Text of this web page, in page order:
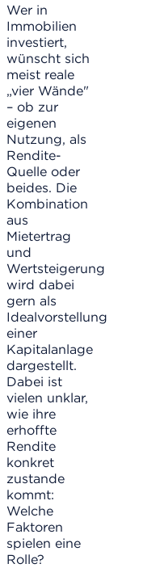
Wer in
Immobilien
investiert,
wünscht sich
meist reale
„vier Wände"
– ob zur
eigenen
Nutzung, als
Rendite-
Quelle oder
beides. Die
Kombination
aus
Mietertrag
und
Wertsteigerung
wird dabei
gern als
Idealvorstellung
einer
Kapitalanlage
dargestellt.
Dabei ist
vielen unklar,
wie ihre
erhoffte
Rendite
konkret
zustande
kommt:
Welche
Faktoren
spielen eine
Rolle?